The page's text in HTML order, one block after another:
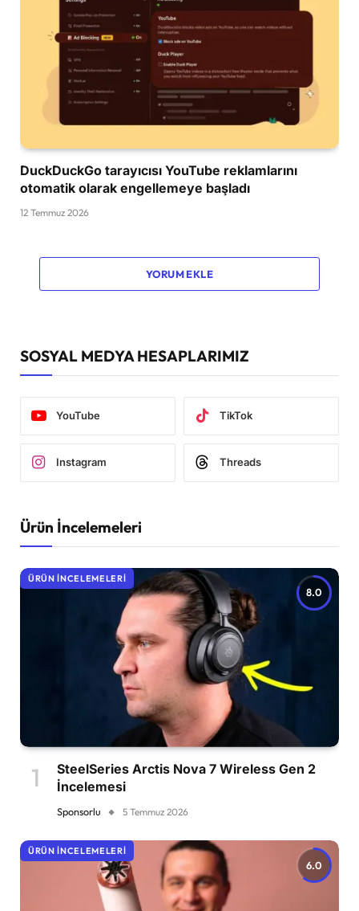
DuckDuckGo tarayıcısı YouTube reklamlarını
otomatik olarak engellemeye başladı
12 Temmuz 2026
YORUM EKLE
SOSYAL MEDYA HESAPLARIMIZ
YouTube TikTok
Instagram Threads
Ürün İncelemeleri
8.0
ÜRÜN İNCELEMELERI
SteelSeries Arctis Nova 7 Wireless Gen 2
İncelemesi
Sponsorlu 5 Temmuz 2026
6.0
ÜRÜN İNCELEMELERI